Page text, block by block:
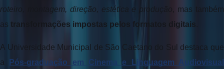
roteiro, montagem, direção, estética e produção
, mas também
as transformações impostas pelos formatos digitais
A Universidade Municipal de São Caetano do Sul destaca que
a
Pós-graduação em Cinema e Linguagem Audiovisual